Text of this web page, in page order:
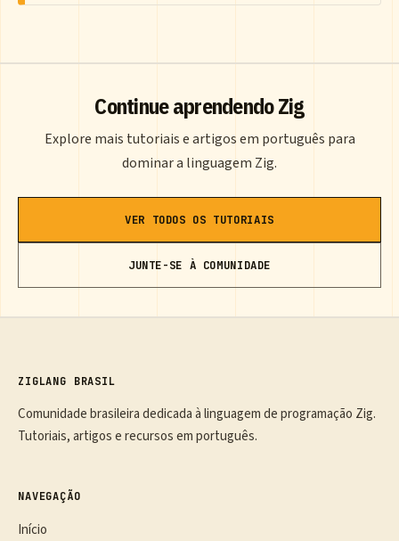
Continue aprendendo Zig
Explore mais tutoriais e artigos em português para
dominar a linguagem Zig.
VER TODOS OS TUTORIAIS
JUNTE-SE À COMUNIDADE
ZIGLANG BRASIL
Comunidade brasileira dedicada à linguagem de programação Zig.
Tutoriais, artigos e recursos em português.
NAVEGAÇÃO
Início